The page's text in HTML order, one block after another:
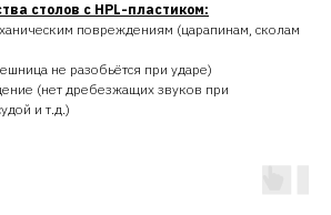
столов с HPL-пластиком:
повреждениям (царапинам, сколам
не разобьётся при ударе)
(нет дребезжащих звуков при
и т.д.)